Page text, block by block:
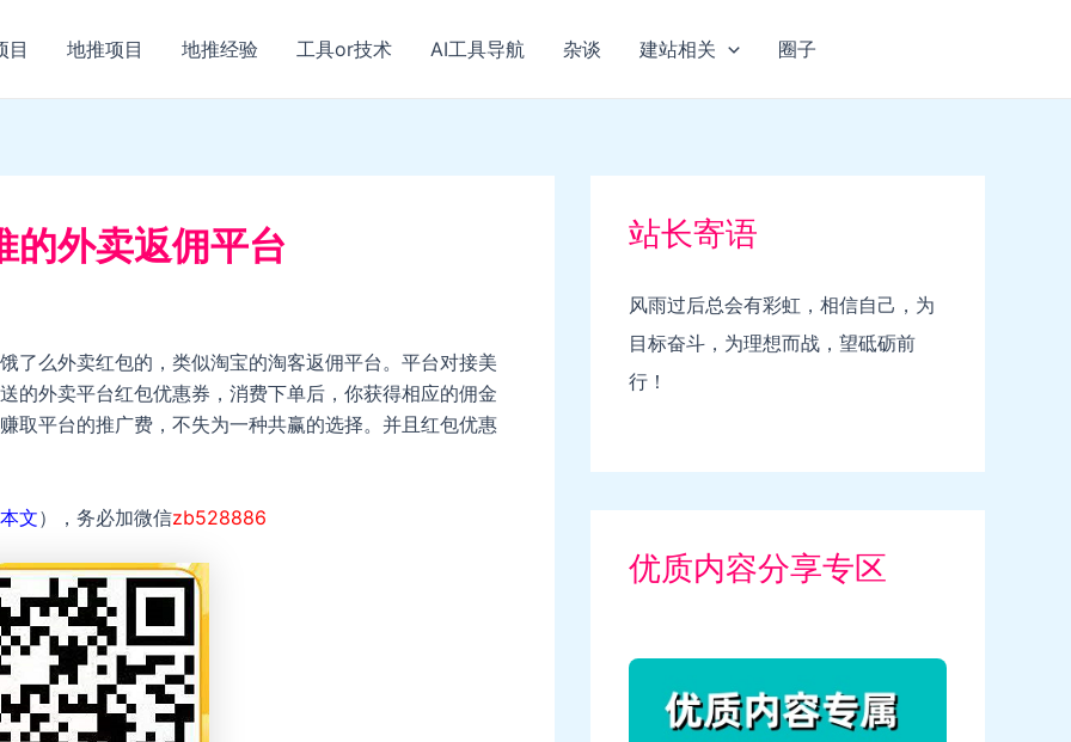
目 地推项目 地推经验 工具or技术 AI工具导航 杂谈 建站相关 圈子
的外卖返佣平台
了么外卖红包的，类似淘宝的淘客返佣平台。平台对接美
的外卖平台红包优惠券，消费下单后，你获得相应的佣金
取平台的推广费，不失为一种共赢的选择。并且红包优惠
文），务必加微信zb528886
站长寄语
风雨过后总会有彩虹，相信自己，为
目标奋斗，为理想而战，望砥砺前
行！
优质内容分享专区